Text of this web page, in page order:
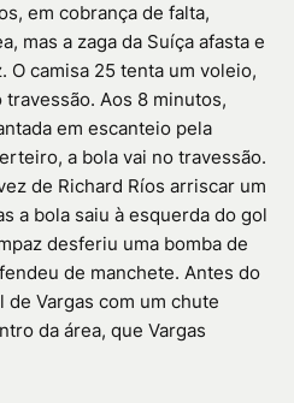
em cobrança de falta,
mas a zaga da Suíça afasta e
O camisa 25 tenta um voleio,
travessão. Aos 8 minutos,
em escanteio pela
a bola vai no travessão.
de Richard Ríos arriscar um
a bola saiu à esquerda do gol
desferiu uma bomba de
de manchete. Antes do
de Vargas com um chute
da área, que Vargas